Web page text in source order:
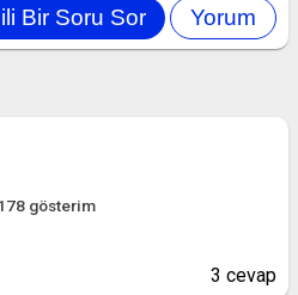
gösterim
3 cevap